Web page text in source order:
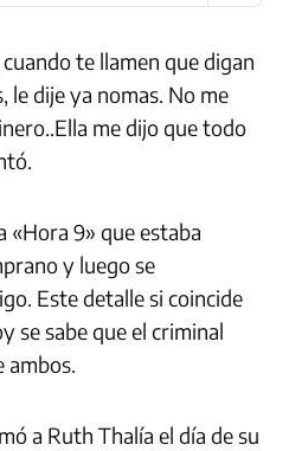
te llamen que digan
le dije ya nomas. No me
me dijo que todo
«Hora 9» que estaba
y luego se
Este detalle si coincide
se sabe que el criminal
ambos.
a Ruth Thalía el día de su